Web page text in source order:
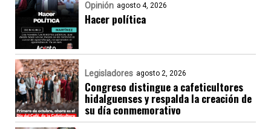
Opinión agosto 4, 2026
Hacer política
Legisladores agosto 2, 2026
Congreso distingue a cafeticultores
hidalguenses y respalda la creación de
su día conmemorativo